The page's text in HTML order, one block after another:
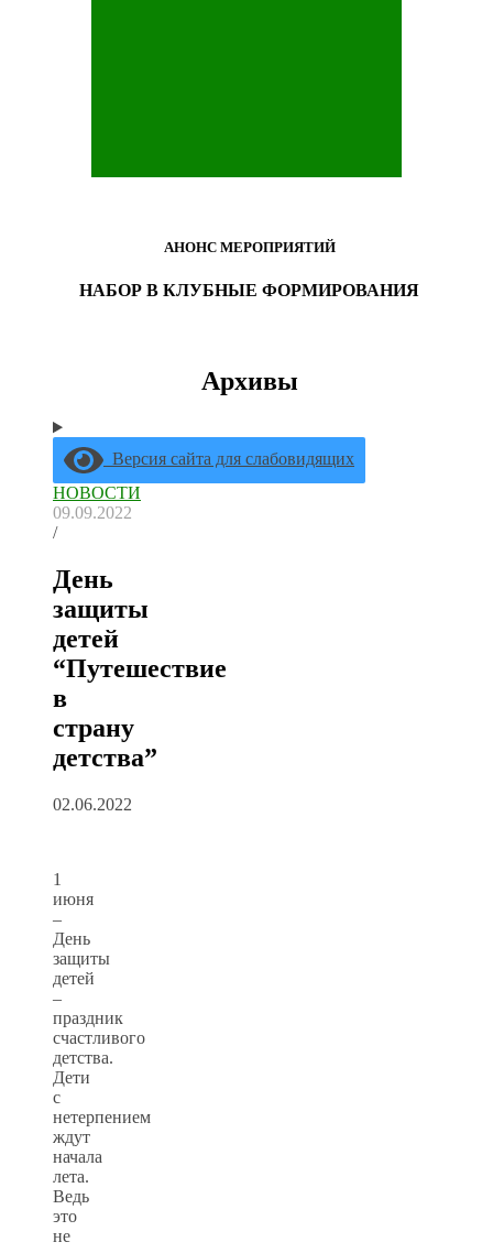
АНОНС МЕРОПРИЯТИЙ
НАБОР В КЛУБНЫЕ ФОРМИРОВАНИЯ
Архивы
Версия сайта для слабовидящих
НОВОСТИ
09.09.2022
/
День
защиты
детей
“Путешествие
в
страну
детства”
02.06.2022
1
июня
–
День
защиты
детей
–
праздник
счастливого
детства.
Дети
с
нетерпением
ждут
начала
лета.
Ведь
это
не